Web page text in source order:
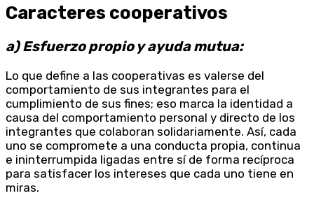
Caracteres cooperativos
a) Esfuerzo propio y ayuda mutua:
Lo que define a las cooperativas es valerse del
comportamiento de sus integrantes para el
cumplimiento de sus fines; eso marca la identidad a
causa del comportamiento personal y directo de los
integrantes que colaboran solidariamente. Así, cada
uno se compromete a una conducta propia, continua
e ininterrumpida ligadas entre sí de forma recíproca
para satisfacer los intereses que cada uno tiene en
miras.